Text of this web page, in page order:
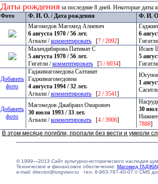
Даты рождения за последние 8 дней. Некоторые даты
Фото
Ф. И. О. / Дата рождения Ф. И.
Магомедов Магомед Алиевич
6 августа 1970 / 56 лет.
Агвали /комментировать [7 / 2092]
6
Малачдибирова Патимат С
5 августа 1970 / 56 лет.
Гигатли /комментировать [5 / 6034]
Исаев
5
Добавить
фото
Гаджимагомедова Салтанат
Гаджимагомедовна
4 августа 1994 / 32 лет.
Агвали /комментировать [2 / 3541]
1
Добавить
фото
Магомедов Джабраил Омарович
30 июля 1993 / 33 лет.
Агвали /комментировать [4 / 3906]
30
7888]
В этом месяце погибли, пропали без вести и умерли
© 1999—2013 Сайт культурно-исторического наследия
Техническое и финансовое обеспечение: Магомед
e-mail: director@torgvisor.ru тел. 8-963-797-40-07 // CMS